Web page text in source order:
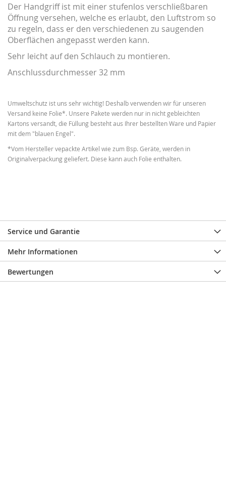
Der Handgriff ist mit einer stufenlos verschließbaren
Öffnung versehen, welche es erlaubt, den Luftstrom so
zu regeln, dass er den verschiedenen zu saugenden
Oberflächen angepasst werden kann.
Sehr leicht auf den Schlauch zu montieren.
Anschlussdurchmesser 32 mm
Umweltschutz ist uns sehr wichtig! Deshalb verwenden wir für unseren
Versand keine Folie*. Unsere Pakete werden nur in nicht gebleichten
Kartons versandt, die Füllung besteht aus Ihrer bestellten Ware und Papier
mit dem "blauen Engel".
*Vom Hersteller vepackte Artikel wie zum Bsp. Geräte, werden in
Originalverpackung geliefert. Diese kann auch Folie enthalten.
Service und Garantie
Mehr Informationen
Bewertungen